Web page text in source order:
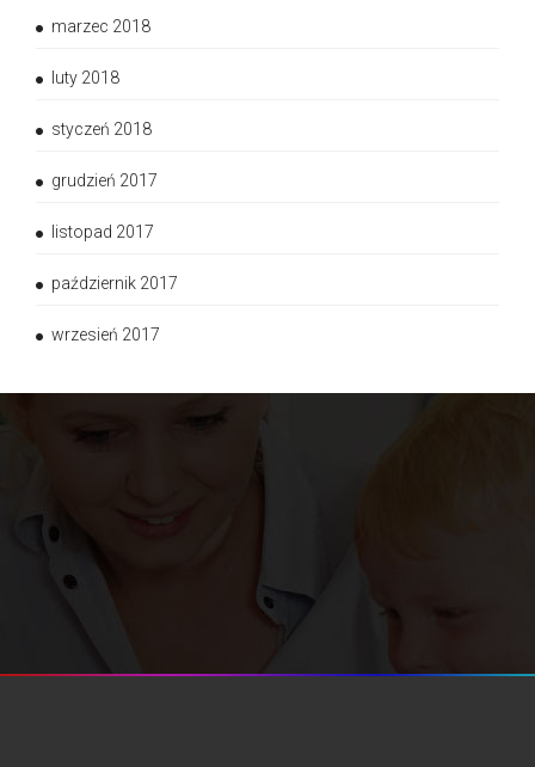
marzec 2018
luty 2018
styczeń 2018
grudzień 2017
listopad 2017
październik 2017
wrzesień 2017